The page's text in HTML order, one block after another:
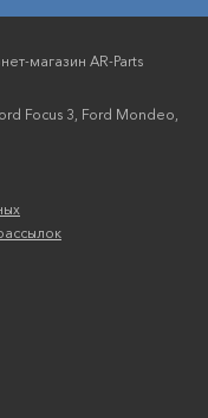
магазин AR-Parts
Focus 3, Ford Mondeo,